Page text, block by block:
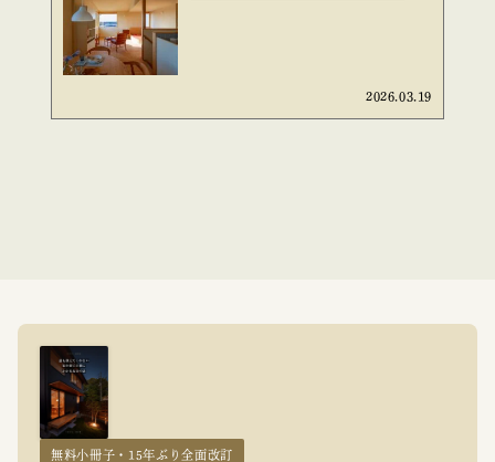
2026.03.19
無料小冊子・15年ぶり全面改訂